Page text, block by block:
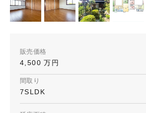
販売価格
4,500 万円
間取り
7SLDK